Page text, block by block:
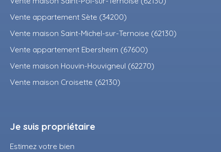
Vente appartement Sète (34200)
Vente maison Saint-Michel-sur-Ternoise (62130)
Vente appartement Ebersheim (67600)
Vente maison Houvin-Houvigneul (62270)
Vente maison Croisette (62130)
Je suis propriétaire
Estimez votre bien